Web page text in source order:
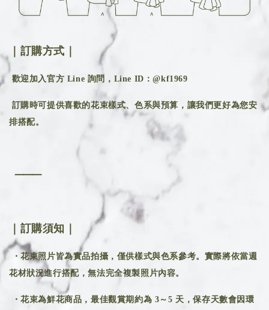
｜訂購方式｜
歡迎加入官方 Line 詢問，Line ID：@kf1969
訂購時可提供喜歡的花束樣式、色系與預算，讓我們更好為您安
排搭配。
⸻
｜訂購須知｜
・花束照片皆為實品拍攝，僅供樣式與色系參考。實際將依當週
花材狀況進行搭配，無法完全複製照片內容。
・花束為鮮花商品，最佳觀賞期約為 3～5 天，保存天數會因環